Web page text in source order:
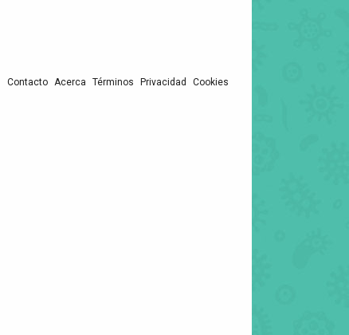
Contacto Acerca Términos Privacidad Cookies